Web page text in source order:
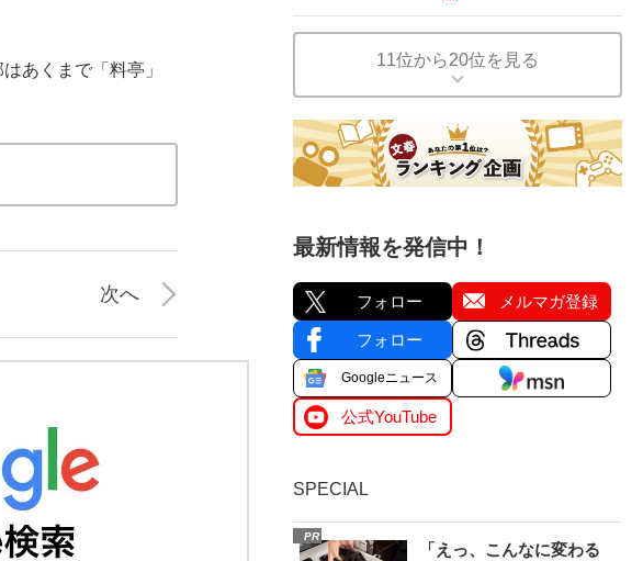
あくまで「料亭」
次へ
11位から20位を見る
最新情報を発信中！
フォロー メルマガ登録
フォロー
Googleニュース
公式YouTube
SPECIAL
PR
「えっ、こんなに変わる